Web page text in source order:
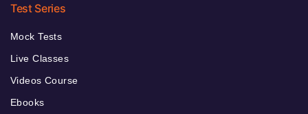
Test Series
Mock Tests
Live Classes
Videos Course
Ebooks